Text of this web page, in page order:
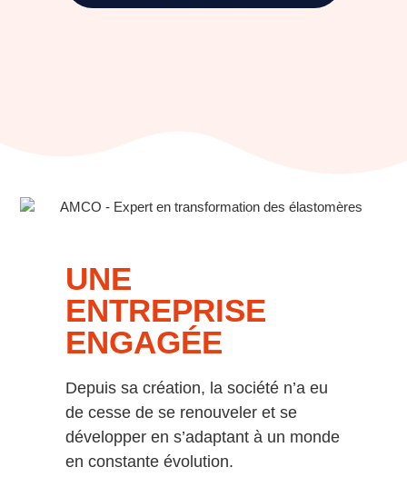
UNE
ENTREPRISE
ENGAGÉE
Depuis sa création, la société n’a eu
de cesse de se renouveler et se
développer en s’adaptant à un monde
en constante évolution.